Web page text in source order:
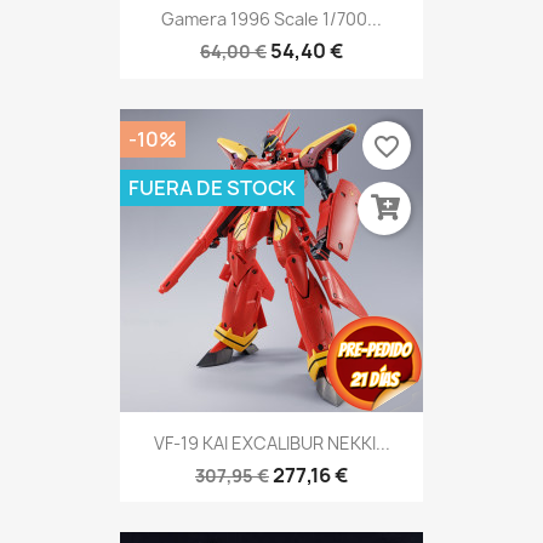
Gamera 1996 Scale 1/700...
64,00 € 54,40 €
VF-19 KAI EXCALIBUR NEKKI...
307,95 €277,16 €
-10%
FUERA DE STOCK
favorite_border